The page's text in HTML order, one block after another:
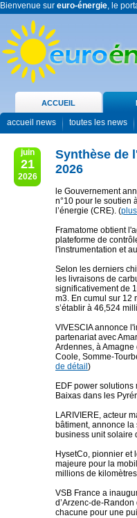
Bienvenue sur euro-énergie, le
ACCUEIL
accueil news toutes les news
juin
21
2026
Synthèse de
2026
le Gouvernement
n°10 pour le soutien
l’énergie (CRE). (
Framatome obtient
plateforme de
l'instrumentation et
Selon les derniers
les livraisons de
significativement de
m3. En cumul sur 12
s’établir à 46,524
VIVESCIA annonce
partenariat avec
Ardennes, à
Coole, Somme-
de détail )
EDF power
Baixas dans les
LARIVIERE, acteur
bâtiment, annonce la
business unit solaire
HysetCo, pionnier et
majeure pour la
millions de
VSB France a
d’Arzenc-de-
chacune pour une